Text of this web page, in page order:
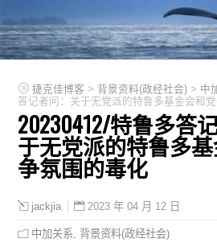
捷克佳博客 > 背景资料(政经社会) > 中
答记者问：关于无党派的特鲁多基金会和
20230412/特鲁多答
于无党派的特鲁多
争氛围的毒化
jackjia 2023 年 04 月 12 日
中加关系 背景资料(政经社会)